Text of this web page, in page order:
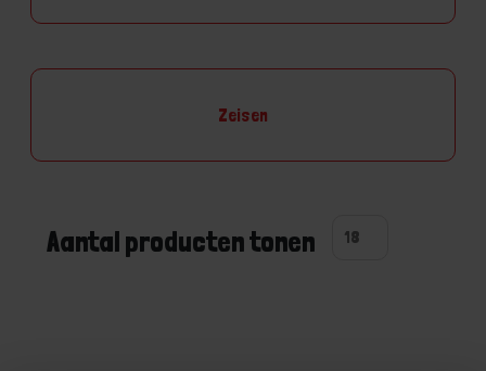
Zeisen
Aantal producten tonen